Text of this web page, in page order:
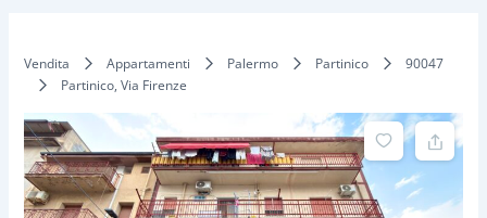
Vendita Appartamenti Palermo Partinico
90047
Partinico, Via Firenze